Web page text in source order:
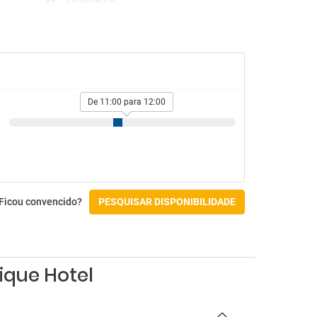
Piscina exterior
Hidromassagem
Aluguer de bicicletas
Mergulho
Não acessível por cadeira de rodas
De 11:00 para 12:00
Ficou convencido? PESQUISAR DISPONIBILIDADE
Hotel